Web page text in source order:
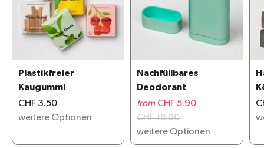
Plastikfreier
Kaugummi
CHF 3.50
weitere Optionen
Nachfüllbares
Deodorant
from CHF 5.90
CHF 18.90
weitere Optionen